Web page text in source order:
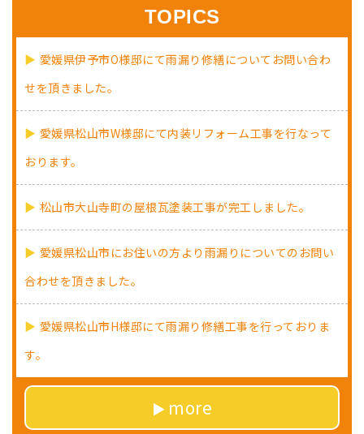
TOPICS
愛媛県伊予市O様邸にて雨漏り修繕についてお問い合わ
せを頂きました。
愛媛県松山市W様邸にて内装リフォーム工事を行なって
おります。
松山市大山寺町の屋根瓦塗装工事が完工しました。
愛媛県松山市にお住いの方より雨漏りについてのお問い
合わせを頂きました。
愛媛県松山市H様邸にて雨漏り修繕工事を行っておりま
す。
more